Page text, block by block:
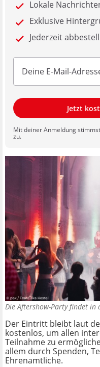
Lokale
Exklusive
Jederzeit
Jetzt
Mit deiner Anmeldung
zu.
Die Aftershow-Party findet
Der Eintritt bleibt laut
kostenlos, um allen
Teilnahme zu
allem durch Spenden,
Ehrenamtliche.